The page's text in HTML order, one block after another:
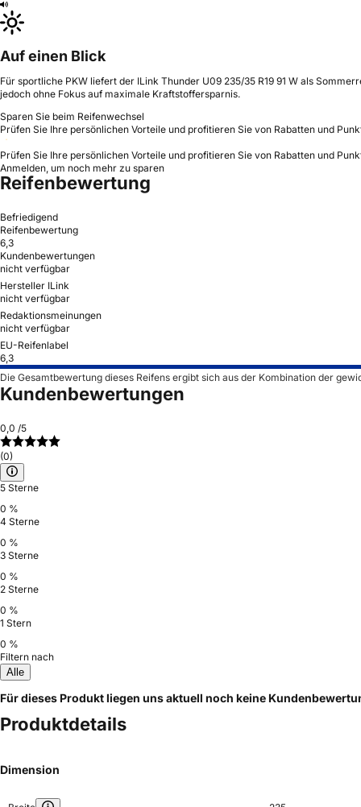
Auf einen Blick
Für sportliche PKW liefert der ILink Thunder U09 235/35 R19 91 W als
jedoch ohne Fokus auf maximale Kraftstoffersparnis.
Sparen Sie beim Reifenwechsel
Prüfen Sie Ihre persönlichen Vorteile und profitieren Sie von Rabatten und
Prüfen Sie Ihre persönlichen Vorteile und profitieren Sie von Rabatten und
Anmelden, um noch mehr zu sparen
Reifenbewertung
Befriedigend
Reifenbewertung
6,3
Kundenbewertungen
nicht verfügbar
Hersteller ILink
nicht verfügbar
Redaktionsmeinungen
nicht verfügbar
EU-Reifenlabel
6,3
Die Gesamtbewertung dieses Reifens ergibt sich aus der Kombination der
Kundenbewertungen
0,0 /5
(0)
5 Sterne
0 %
4 Sterne
0 %
3 Sterne
0 %
2 Sterne
0 %
1 Stern
0 %
Filtern nach
Alle
Für dieses Produkt liegen uns aktuell noch keine
Produktdetails
Dimension